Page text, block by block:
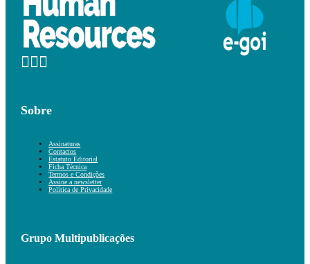
Sobre
Assinaturas
Contactos
Estatuto Editorial
Ficha Técnica
Termos e Condições
Assine a newsletter
Política de Privacidade
Grupo Multipublicações